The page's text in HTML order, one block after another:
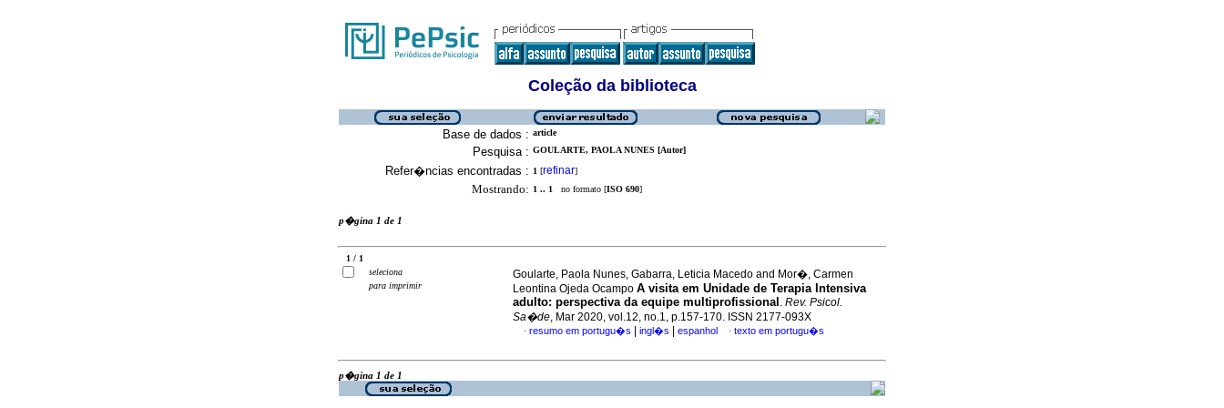
Coleção da biblioteca
Base de dados : article
Pesquisa : GOULARTE, PAOLA NUNES [Autor]
Refer�ncias encontradas : 1 [refinar]
Mostrando: 1 .. 1 no formato [ISO 690]
p�gina 1 de 1
1 / 1
seleciona
para imprimir
Goularte, Paola Nunes, Gabarra, Leticia Macedo and Mor�, Carmen
Leontina Ojeda Ocampo A visita em Unidade de Terapia Intensiva
adulto: perspectiva da equipe multiprofissional . Rev. Psicol.
Sa�de, Mar 2020, vol.12, no.1, p.157-170. ISSN 2177-093X
· resumo em portugu�s ingl�s espanhol · texto em portugu�s
p�gina 1 de 1